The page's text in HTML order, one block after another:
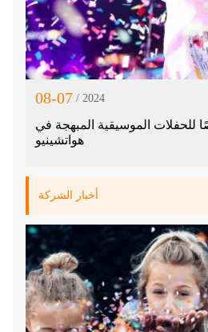
08-07 / 2024
الموسيقية المبهجة في
هواتشينيو
أخبار الشركة